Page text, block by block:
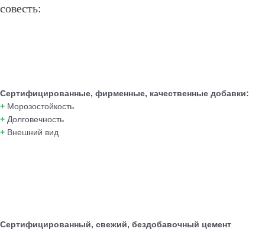
совесть:
Сертифицированные, фирменные, качественные добавки:
+ Морозостойкость
+ Долговечность
+ Внешний вид
Сертифицированный, свежий, бездобавочный цемент